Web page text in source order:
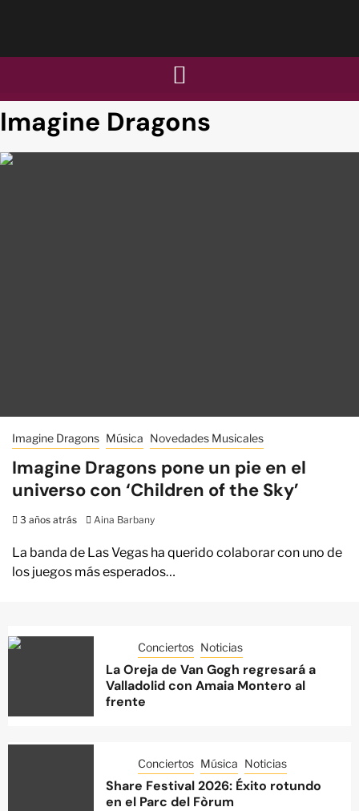
Imagine Dragons
Imagine Dragons Música Novedades Musicales
Imagine Dragons pone un pie en el
universo con ‘Children of the Sky’
3 años atrás Aina Barbany
La banda de Las Vegas ha querido colaborar con uno de
los juegos más esperados…
Conciertos Noticias
La Oreja de Van Gogh regresará a
Valladolid con Amaia Montero al
frente
Conciertos Música Noticias
Share Festival 2026: Éxito rotundo
en el Parc del Fòrum